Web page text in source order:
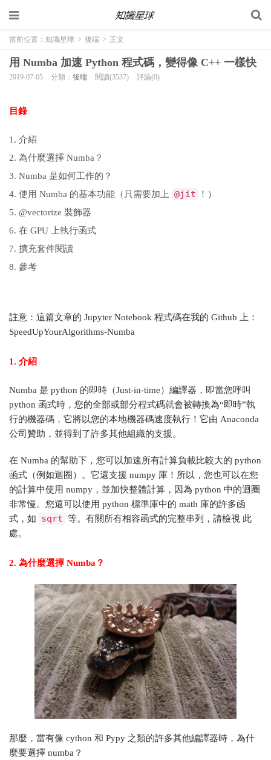
當前位置： 知識星球 > 後端 > 正文
用 Numba 加速 Python 程式碼，變得像 C++ 一樣快
2019-07-05 分類： 後端 閱讀(3537) 評論(0)
目錄
介紹
為什麼選擇 Numba？
Numba 是如何工作的？
使用 Numba 的基本功能（只需要加上
@jit
！）
@vectorize 裝飾器
在 GPU 上執行函式
擴充套件閱讀
參考
註意：這篇文章的 Jupyter Notebook 程式碼在我的 Github 上：
SpeedUpYourAlgorithms-Numba
1. 介紹
Numba 是 python 的即時（Just-in-time）編譯器，即當您呼叫
python 函式時，您的全部或部分程式碼就會被轉換為“即時”執
行的機器碼，它將以您的本地機器碼速度執行！它由 Anaconda
公司贊助，並得到了許多其他組織的支援。
在 Numba 的幫助下，您可以加速所有計算負載比較大的 python
函式（例如迴圈）。它還支援 numpy 庫！所以，您也可以在您
的計算中使用 numpy，並加快整體計算，因為 python 中的迴圈
非常慢。您還可以使用 python 標準庫中的 math 庫的許多函
式，如
sqrt 等。有關所有相容函式的完整串列，請檢視 此
處。
2. 為什麼選擇 Numba？
那麼，當有像 cython 和 Pypy 之類的許多其他編譯器時，為什
麼要選擇 numba？